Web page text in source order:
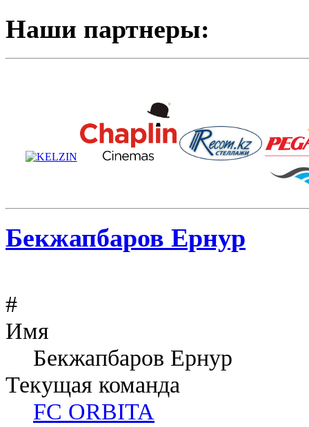
Наши партнеры:
Бекжапбаров Ернур
#
Имя
Бекжапбаров Ернур
Текущая команда
FC ORBITA